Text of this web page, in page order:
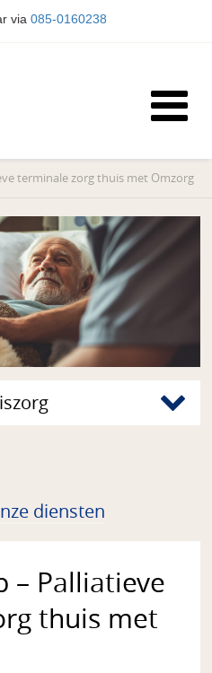
via 085-0160238
terminale zorg thuis met Omzorg
– Palliatieve
thuis met
diensten